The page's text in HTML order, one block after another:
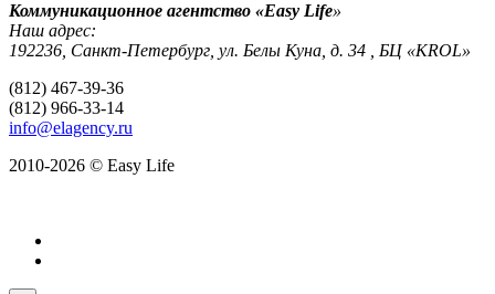
Коммуникационное агентство «Easy Life»
Наш адрес:
192236, Санкт-Петербург, ул. Белы Куна, д. 34 , БЦ «KROL»
(812) 467-39-36
(812) 966-33-14
info@elagency.ru
2010-2026 © Easy Life